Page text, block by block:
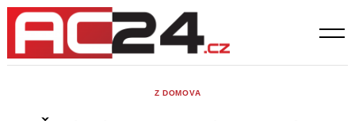
Skip
content
Z DOMOVA